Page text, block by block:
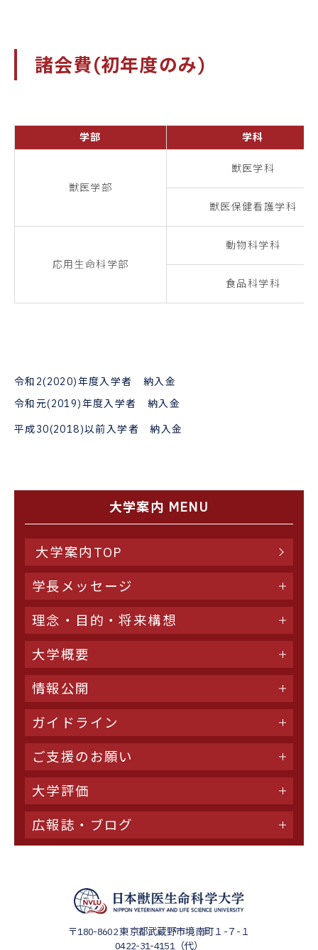
諸会費(初年度のみ)
学部 学科
獣医学部
獣医学科
獣医保健看護学科
応用生命科学部
動物科学科
食品科学科
令和2(2020)年度入学者 納入金
令和元(2019)年度入学者 納入金
平成30(2018)以前入学者 納入金
大学案内 MENU
大学案内TOP
学長メッセージ
理念・目的・将来構想
大学概要
情報公開
ガイドライン
ご支援のお願い
大学評価
広報誌・ブログ
〒180-8602東京都武蔵野市境南町１-７-１
0422-31-4151（代）